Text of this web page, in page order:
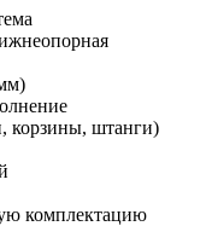
корзины, штанги)
комплектацию